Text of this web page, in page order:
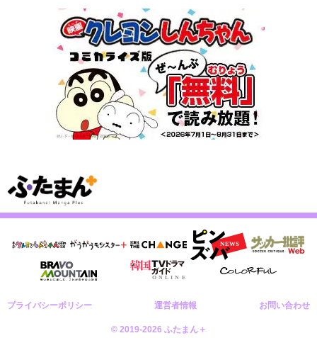
プライバシーポリシー 運営者情報 お問い合わせ
© 2019-2026 ふたまん＋